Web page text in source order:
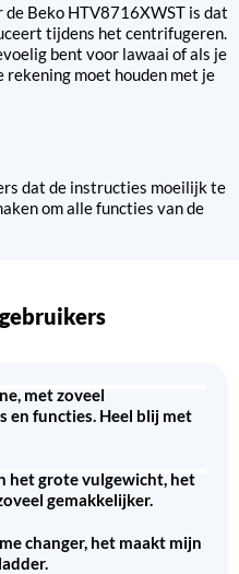
Beko HTV8716XWST is dat
tijdens het centrifugeren.
bent voor lawaai of als je
moet houden met je
dat de instructies moeilijk te
om alle functies van de
met zoveel
en functies. Heel blij met
het grote vulgewicht, het
gemakkelijker.
changer, het maakt mijn